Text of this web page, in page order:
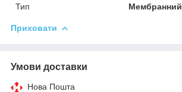
Тип
Мембранний
Приховати
Умови доставки
Нова Пошта